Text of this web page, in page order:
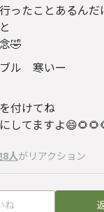
ったことあるん
🤣
ル 寒いー
付けてね
してますよ
人がリアクション
ね